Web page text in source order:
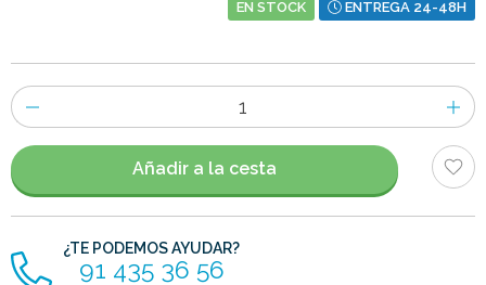
EN STOCK ENTREGA 24-48H
Número
de
artículos
Añadir a la cesta
¿TE PODEMOS AYUDAR?
91 435 36 56